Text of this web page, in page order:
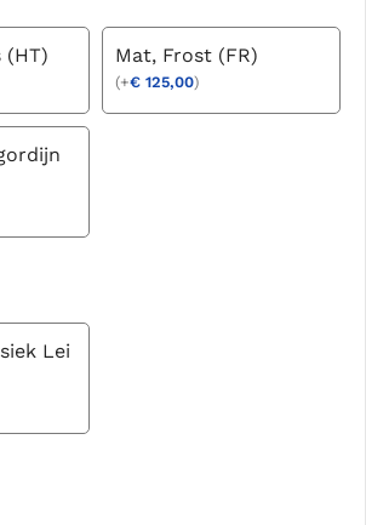
(HT) Mat, Frost (FR)
(+€ 125,00)
Lei